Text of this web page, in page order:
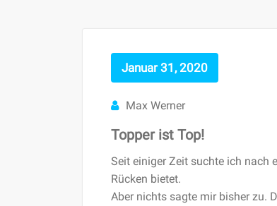
Januar 31, 2020
Max Werner
Topper ist Top!
Seit einiger Zeit suchte ich nach
Rücken bietet.
Aber nichts sagte mir bisher zu.